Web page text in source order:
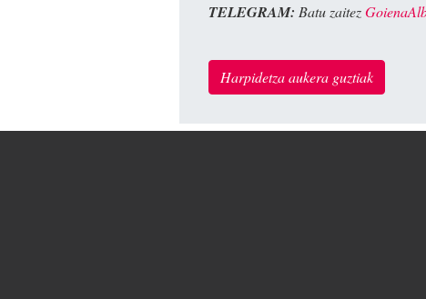
TELEGRAM: Batu zaitez
Harpidetza aukera guztiak